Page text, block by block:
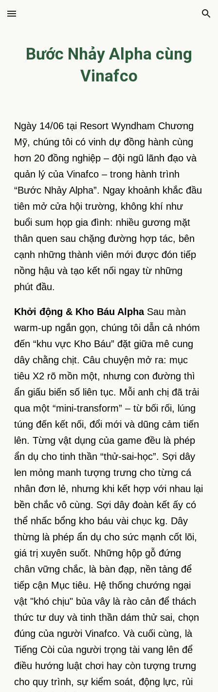
Skip to main content Skip to navigation
Bước Nhảy Alpha cùng
Vinafco
Ngày 14/06 tại Resort Wyndham Chương
Mỹ, chúng tôi có vinh dự đồng hành cùng
hơn 20 đồng nghiệp – đội ngũ lãnh đạo và
quản lý của Vinafco – trong hành trình
“Bước Nhảy Alpha”. Ngay khoảnh khắc đầu
tiên mở cửa hội trường, không khí như
buổi sum họp gia đình: nhiều gương mặt
thân quen sau chặng đường hợp tác, bên
cạnh những thành viên mới được đón tiếp
nồng hậu và tạo kết nối ngay từ những
phút đầu.
Khởi động & Kho Báu AlphaSau màn
warm-up ngắn gọn, chúng tôi dẫn cả nhóm
đến “khu vực Kho Báu” đặt giữa mê cung
dây chằng chịt. Câu chuyện mở ra: mục
tiêu X2 rõ mồn một, nhưng con đường thì
ẩn giấu biến số liên tục. Mỗi anh chị đã trải
qua một “mini-transform” – từ bối rối, lúng
túng đến kết nối, đổi mới và dũng cảm tiến
lên. Từng vật dụng của game đều là phép
ẩn dụ cho tinh thần “thử-sai-học”. Sợi dây
len mỏng manh tượng trưng cho từng cá
nhân đơn lẻ, nhưng khi kết hợp với nhau lại
bền chắc vô cùng. Sợi dây đoàn kết ấy có
thể nhấc bổng kho báu vài chục kg. Dây
thừng là phép ẩn dụ cho sức mạnh cốt lõi,
giá trị xuyên suốt. Những hộp gỗ đứng
chân vững chắc, là bàn đạp, nền tảng để
tiếp cận Mục tiêu. Hệ thống chướng ngại
vật "khó chịu" bủa vây là rào cản để thách
thức tư duy và tinh thần dám thử sai, chọn
đúng của người Vinafco. Và cuối cùng, là
Tiếng Còi của người trọng tài vang lên để
điều hướng luật chơi hay còn tượng trưng
cho quy trình, sự kiểm soát, động lực, rủi